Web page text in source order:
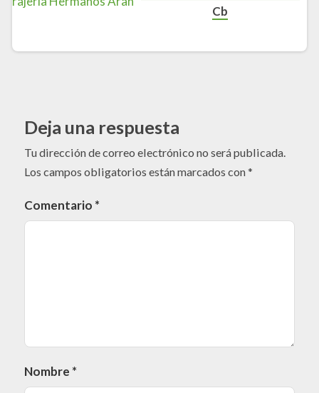
Cb
Deja una respuesta
Tu dirección de correo electrónico no será publicada.
Los campos obligatorios están marcados con*
Comentario *
Nombre *